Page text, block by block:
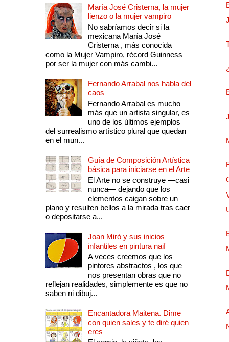
María José Cristerna, la mujer
lienzo o la mujer vampiro
No sabríamos decir si la
mexicana María José
Cristerna , más conocida
como la Mujer Vampiro, récord Guinness
por ser la mujer con más cambi...
Fernando Arrabal nos habla del
caos
Fernando Arrabal es mucho
más que un artista singular, es
uno de los últimos ejemplos
del surrealismo artístico plural que quedan
en el mun...
Guía de Composición Artística
básica para iniciarse en el Arte
El Arte no se construye —casi
nunca— dejando que los
elementos caigan sobre un
plano y resulten bellos a la mirada tras caer
o depositarse a...
Joan Miró y sus inicios
infantiles en pintura naif
A veces creemos que los
pintores abstractos , los que
nos presentan obras que no
reflejan realidades, simplemente es que no
saben ni dibuj...
Encantadora Maitena. Dime
con quien sales y te diré quien
eres